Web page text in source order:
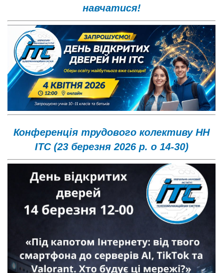
навчатися!
Конференція трудового колективу НН
ІТС (23 березня 2026 р. о 14-30)